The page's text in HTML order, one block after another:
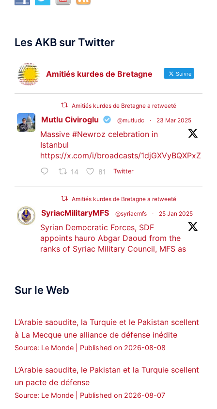
Les AKB sur Twitter
Amitiés kurdes de Bretagne Suivre
Amitiés kurdes de Bretagne a retweeté
Mutlu Civiroglu @mutludc · 23 Mar 2025
Massive #Newroz celebration in
Istanbul
https://x.com/i/broadcasts/1djGXVyBQXPxZ
14 81 Twitter
Amitiés kurdes de Bretagne a retweeté
SyriacMilitaryMFS @syriacmfs · 25 Jan 2025
Syrian Democratic Forces, SDF
appoints hauro Abgar Daoud from the
ranks of Syriac Military Council, MFS as
ܟܫܝܪܘܬܐ ܒܘܠܝܬܐ ܚܘܪܐ ܐܒܓܪ
Amitiés kurdes de Bretagne a retweeté
MedyaNews @medyanews_ · 24 Jan 2025
statement on Abdullah Öcalan meeting
#AbdullahÖcalan #PeaceProcess
Sur le Web
L’Arabie saoudite, la Turquie et le Pakistan scellent
à La Mecque une alliance de défense inédite
Source: Le Monde Published on 2026-08-08
L’Arabie saoudite, le Pakistan et la Turquie scellent
un pacte de défense
Source: Le Monde Published on 2026-08-07